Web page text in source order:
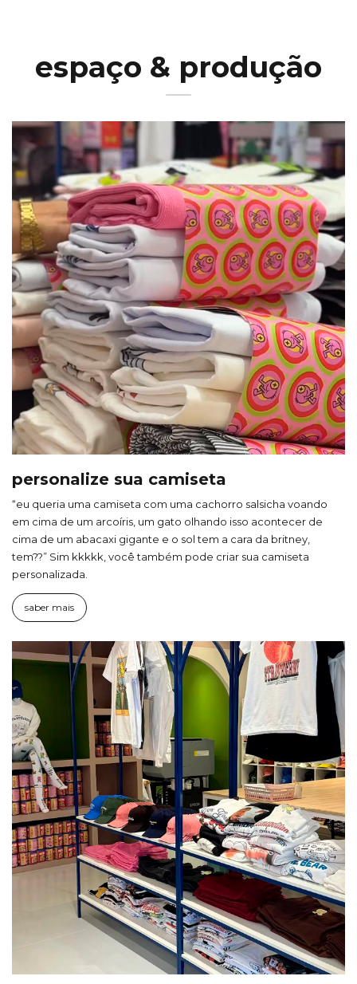
espaço & produção
personalize sua camiseta
“eu queria uma camiseta com uma cachorro salsicha voando
em cima de um arcoíris, um gato olhando isso acontecer de
cima de um abacaxi gigante e o sol tem a cara da britney,
tem??” Sim kkkkk, você também pode criar sua camiseta
personalizada.
saber mais